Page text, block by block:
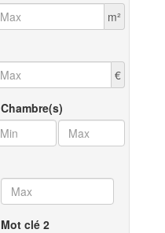
m²
€
Chambre(s)
Mot clé 2